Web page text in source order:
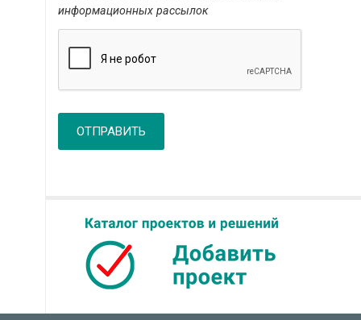
информационных рассылок
ОТПРАВИТЬ